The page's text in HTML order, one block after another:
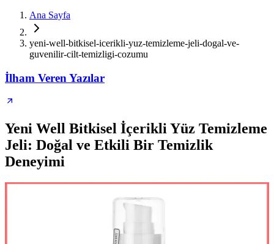
Ana Sayfa
yeni-well-bitkisel-icerikli-yuz-temizleme-jeli-dogal-ve-
guvenilir-cilt-temizligi-cozumu
İlham Veren Yazılar
Yeni Well Bitkisel İçerikli Yüz Temizleme
Jeli: Doğal ve Etkili Bir Temizlik
Deneyimi